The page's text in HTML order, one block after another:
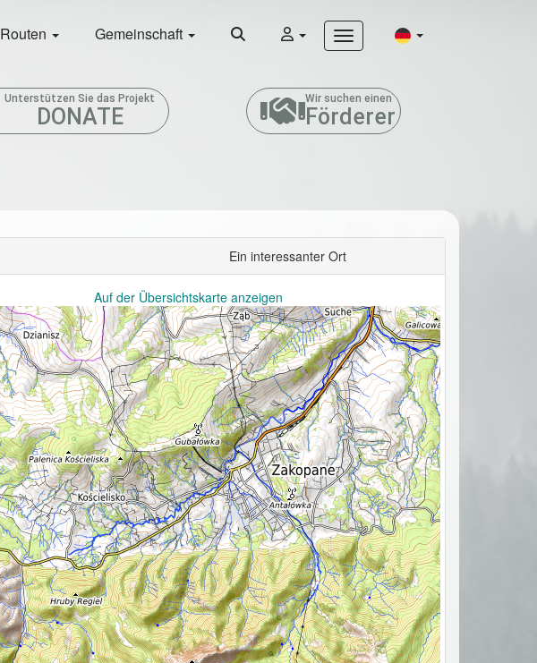
Routen Gemeinschaft
Unterstützen Sie das Projekt
DONATE
Wir suchen einen
Förderer
Ein interessanter Ort
Auf der Übersichtskarte anzeigen